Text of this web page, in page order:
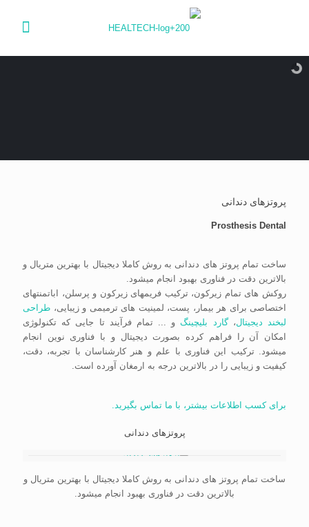
پروتزهای دندانی
Prosthesis Dental
ساخت تمام پروتز های دندانی به روش کاملا دیجیتال با بهترین متریال و
بالاترین دقت در فناوری بهبود انجام میشود.
روکش های تمام زیرکون، ترکیب فریمهای زیرکون و پرسلن، اباتمنتهای
اختصاصی برای هر بیمار، پست، لمینیت های ترمیمی و زیبایی، طراحی
لبخند دیجیتال،گارد بلیچینگو ... تمام فرآیند تا جایی که تکنولوژی
امکان آن را فراهم کرده بصورت دیجیتال و با فناوری نوین انجام
میشود. ترکیب این فناوری با علم و هنر کارشناسان با تجربه، دقت،
کیفیت و زیبایی را در بالاترین درجه به ارمغان آورده است.
برای کسب اطلاعات بیشتر، با ما تماس بگیرید.
پروتزهای دندانی
ساخت تمام پروتز های دندانی به روش کاملا دیجیتال با بهترین متریال و
بالاترین دقت در فناوری بهبود انجام میشود.